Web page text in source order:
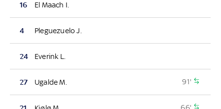
16 El Maach I.
4 Pleguezuelo J.
24 Everink L.
27 Ugalde M. 91'
66'